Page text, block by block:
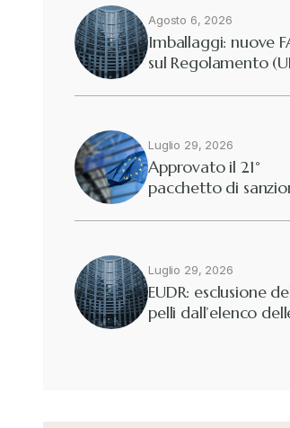
Agosto 6, 2026
Imballaggi: nuove
sul Regolamento
Luglio 29, 2026
Approvato il 21°
pacchetto di
Luglio 29, 2026
EUDR: esclusione
pelli dall’elenco